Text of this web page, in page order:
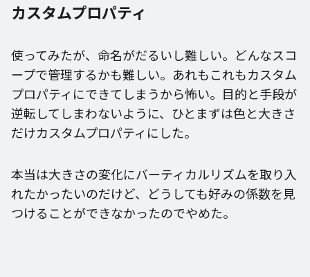
カスタムプロパティ
使ってみたが、命名がだるいし難しい。どんなスコ
ープで管理するかも難しい。あれもこれもカスタム
プロパティにできてしまうから怖い。目的と手段が
逆転してしまわないように、ひとまずは色と大きさ
だけカスタムプロパティにした。
本当は大きさの変化にバーティカルリズムを取り入
れたかったいのだけど、どうしても好みの係数を見
つけることができなかったのでやめた。